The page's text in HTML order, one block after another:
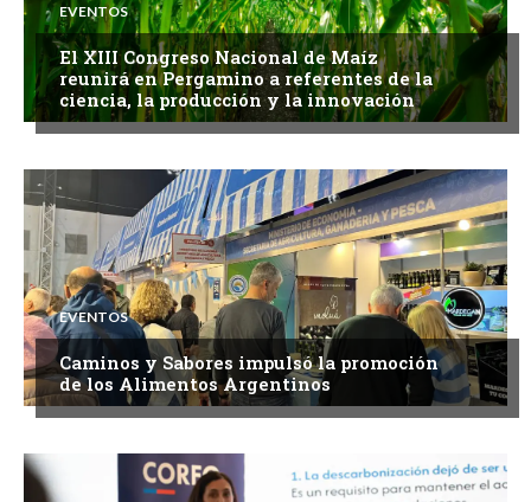
EVENTOS
El XIII Congreso Nacional de Maíz
reunirá en Pergamino a referentes de la
ciencia, la producción y la innovación
EVENTOS
Caminos y Sabores impulsó la promoción
de los Alimentos Argentinos